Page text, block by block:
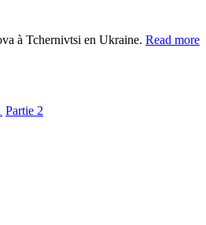
à Tchernivtsi en Ukraine. Read more
Partie 2